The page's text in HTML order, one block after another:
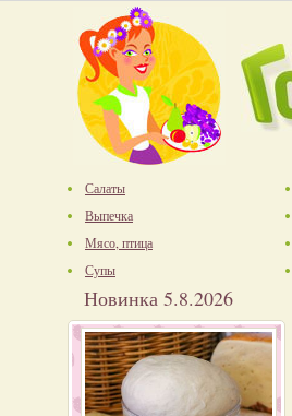
Салаты
Выпечка
Мясо, птица
Супы
Новинка 5.8.2026